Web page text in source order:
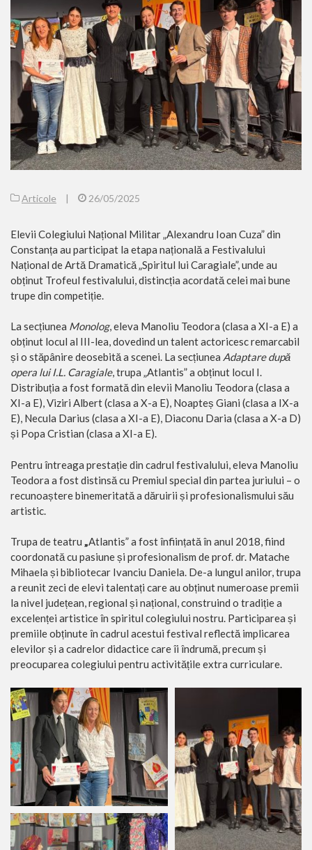
Articole | 26/05/2025
Elevii Colegiului Național Militar „Alexandru Ioan Cuza” din
Constanța au participat la etapa națională a Festivalului
Național de Artă Dramatică „Spiritul lui Caragiale”, unde au
obținut Trofeul festivalului, distincția acordată celei mai bune
trupe din competiție.
La secțiunea Monolog, eleva Manoliu Teodora (clasa a XI-a E) a
obținut locul al III-lea, dovedind un talent actoricesc remarcabil
și o stăpânire deosebită a scenei. La secțiunea Adaptare după
opera lui I.L. Caragiale, trupa „Atlantis” a obținut locul I.
Distribuția a fost formată din elevii Manoliu Teodora (clasa a
XI-a E), Viziri Albert (clasa a X-a E), Noapteș Giani (clasa a IX-a
E), Necula Darius (clasa a XI-a E), Diaconu Daria (clasa a X-a D)
și Popa Cristian (clasa a XI-a E).
Pentru întreaga prestație din cadrul festivalului, eleva Manoliu
Teodora a fost distinsă cu Premiul special din partea juriului – o
recunoaștere binemeritată a dăruirii și profesionalismului său
artistic.
Trupa de teatru „Atlantis” a fost înființată în anul 2018, fiind
coordonată cu pasiune și profesionalism de prof. dr. Matache
Mihaela și bibliotecar Ivanciu Daniela. De-a lungul anilor, trupa
a reunit zeci de elevi talentați care au obținut numeroase premii
la nivel județean, regional și național, construind o tradiție a
excelenței artistice în spiritul colegiului nostru. Participarea și
premiile obținute în cadrul acestui festival reflectă implicarea
elevilor și a cadrelor didactice care îi îndrumă, precum și
preocuparea colegiului pentru activitățile extra curriculare.